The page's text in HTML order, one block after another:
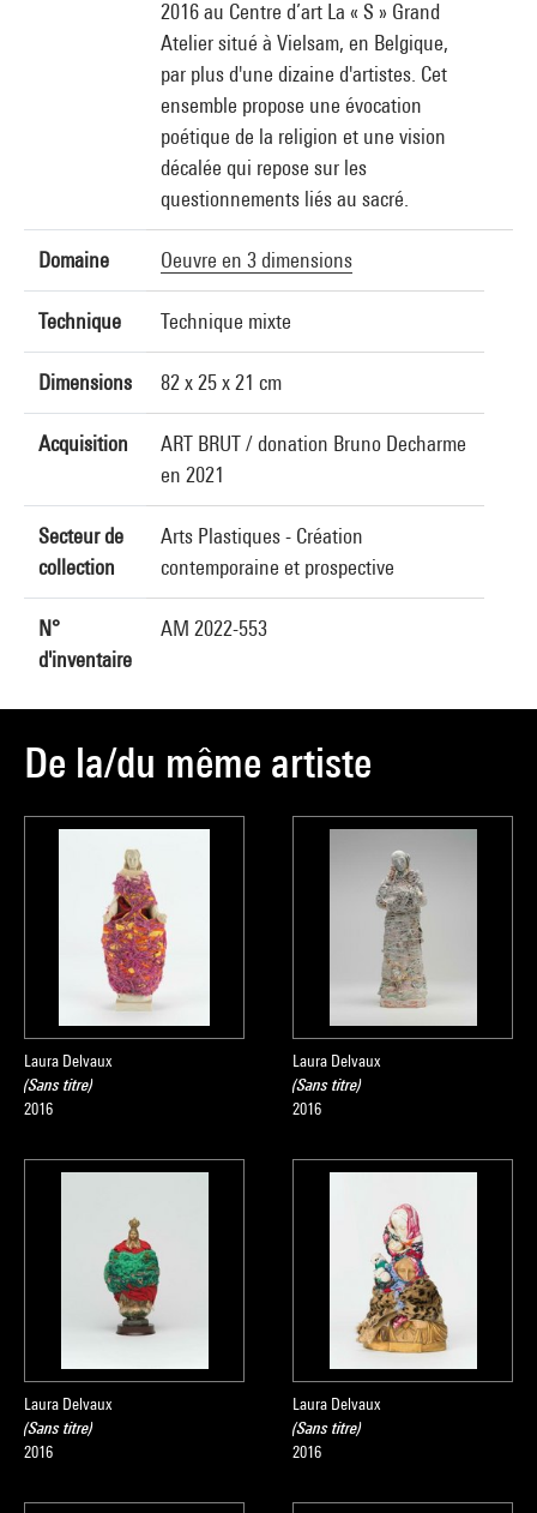
2016 au Centre d’art La « S » Grand
Atelier situé à Vielsam, en Belgique,
par plus d'une dizaine d'artistes. Cet
ensemble propose une évocation
poétique de la religion et une vision
décalée qui repose sur les
questionnements liés au sacré.
Domaine Oeuvre en 3 dimensions
Technique Technique mixte
Dimensions 82 x 25 x 21 cm
Acquisition
ART BRUT / donation Bruno Decharme
en 2021
Secteur de
collection
Arts Plastiques - Création
contemporaine et prospective
N°
d'inventaire
AM 2022-553
De la/du même artiste
Laura Delvaux
(Sans titre)
2016
Laura Delvaux
(Sans titre)
2016
Laura Delvaux
(Sans titre)
2016
Laura Delvaux
(Sans titre)
2016